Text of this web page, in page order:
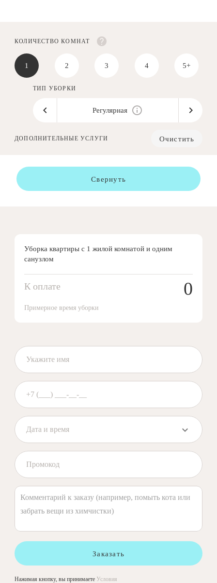
КОЛИЧЕСТВО КОМНАТ
1 2 3 4 5+
ТИП УБОРКИ
Регулярная
ДОПОЛНИТЕЛЬНЫЕ УСЛУГИ Очистить
Свернуть
Уборка квартиры с 1 жилой комнатой и одним
санузлом
К оплате 0
Примерное время уборки
Заказать
Нажимая кнопку, вы принимаете Условия